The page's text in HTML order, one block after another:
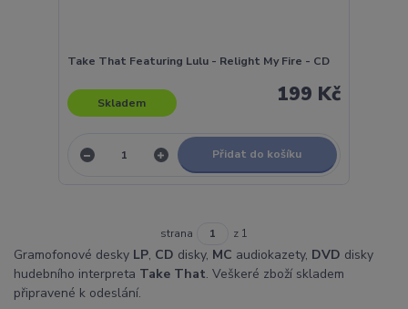
Take That Featuring Lulu - Relight My Fire - CD
199 Kč
Skladem
Přidat do košíku
strana z 1
Gramofonové desky LP, CD disky, MC audiokazety, DVD disky
hudebního interpreta Take That. Veškeré zboží skladem
připravené k odeslání.